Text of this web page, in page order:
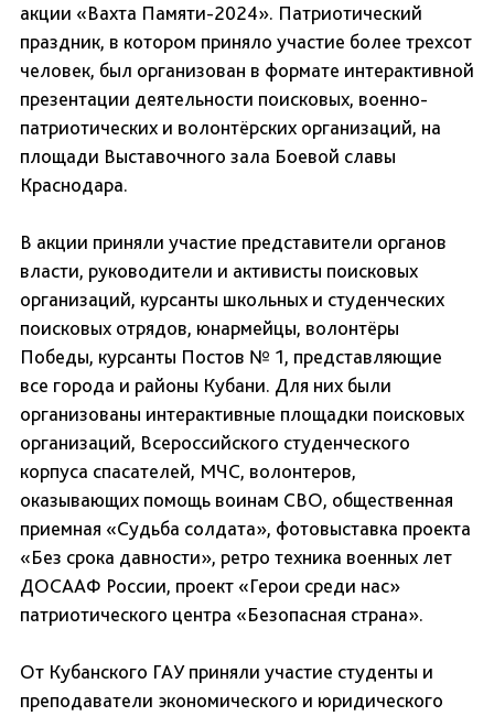
акции «Вахта Памяти-2024». Патриотический
праздник, в котором приняло участие более трехсот
человек, был организован в формате интерактивной
презентации деятельности поисковых, военно-
патриотических и волонтёрских организаций, на
площади Выставочного зала Боевой славы
Краснодара.
В акции приняли участие представители органов
власти, руководители и активисты поисковых
организаций, курсанты школьных и студенческих
поисковых отрядов, юнармейцы, волонтёры
Победы, курсанты Постов № 1, представляющие
все города и районы Кубани. Для них были
организованы интерактивные площадки поисковых
организаций, Всероссийского студенческого
корпуса спасателей, МЧС, волонтеров,
оказывающих помощь воинам СВО, общественная
приемная «Судьба солдата», фотовыставка проекта
«Без срока давности», ретро техника военных лет
ДОСААФ России, проект «Герои среди нас»
патриотического центра «Безопасная страна».
От Кубанского ГАУ приняли участие студенты и
преподаватели экономического и юридического